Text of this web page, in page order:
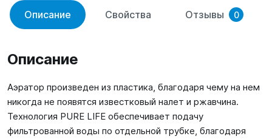
Описание Свойства Отзывы 0
Описание
Аэратор произведен из пластика, благодаря чему на нем
никогда не появятся известковый налет и ржавчина.
Технология PURE LIFE обеспечивает подачу
фильтрованной воды по отдельной трубке, благодаря